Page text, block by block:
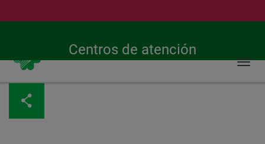
contido
principal
Centros de atención
Buscar